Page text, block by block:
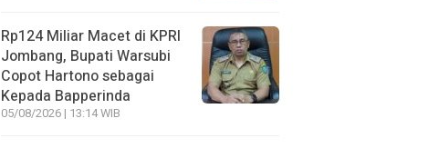
Rp124 Miliar Macet di KPRI
Jombang, Bupati Warsubi
Copot Hartono sebagai
Kepada Bapperinda
05/08/2026 | 13:14 WIB